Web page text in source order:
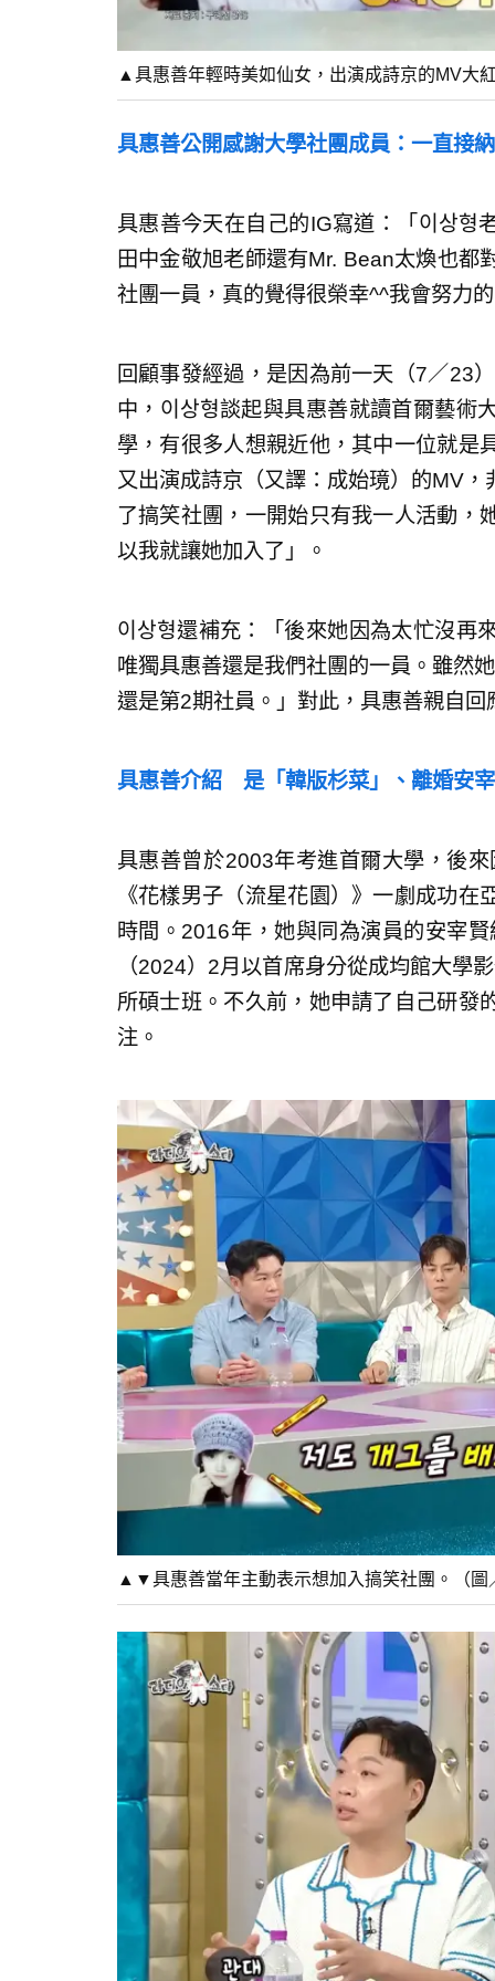
▲具惠善年輕時美如仙女，出演成詩京的MV大
具惠善公開感謝大學社團成員：一直接
具惠善今天在自己的IG寫道：「이상형
田中金敬旭老師還有Mr. Bean太煥也都
社團一員，真的覺得很榮幸^^我會努力
回顧事發經過，是因為前一天（7／23
中，이상형談起與具惠善就讀首爾藝術
學，有很多人想親近他，其中一位就是
又出演成詩京（又譯：成始璄）的MV
了搞笑社團，一開始只有我一人活動，
以我就讓她加入了」。
이상형還補充：「後來她因為太忙沒再
唯獨具惠善還是我們社團的一員。雖然
還是第2期社員。」對此，具惠善親自
具惠善介紹 是「韓版杉菜」、離婚安
具惠善曾於2003年考進首爾大學，後
《花樣男子（流星花園）》一劇成功
時間。2016年，她與同為演員的安宰
（2024）2月以首席身分從成均館大學
所碩士班。不久前，她申請了自己研發
注。
▲▼具惠善當年主動表示想加入搞笑社團。（圖